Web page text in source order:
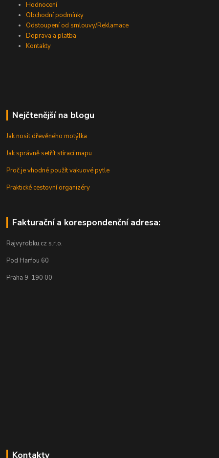
Hodnocení
Obchodní podmínky
Odstoupení od smlouvy/Reklamace
Doprava a platba
Kontakty
Nejčtenější na blogu
Jak nosit dřevěného motýlka
Jak správně setřít stírací mapu
Proč je vhodné použít vakuové pytle
Praktické cestovní organizéry
Fakturační a korespondenční adresa:
Rajvyrobku.cz s.r.o.
Pod Harfou 60
Praha 9 190 00
Kontakty